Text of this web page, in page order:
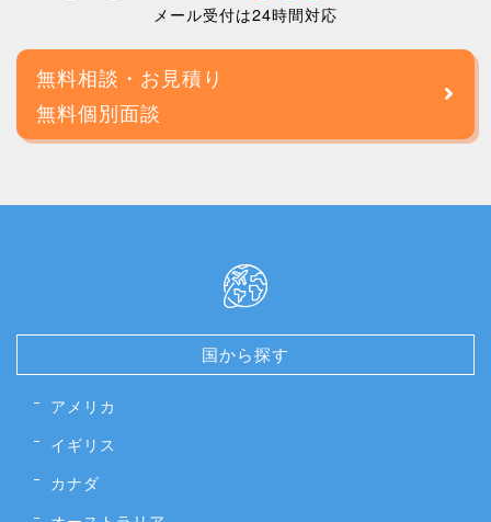
メール受付は24時間対応
無料相談・お見積り
無料個別面談
国から探す
アメリカ
イギリス
カナダ